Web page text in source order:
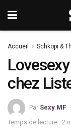
Accueil Schkopi &
chez
Par Sexy MF
Temps de lecture : 2